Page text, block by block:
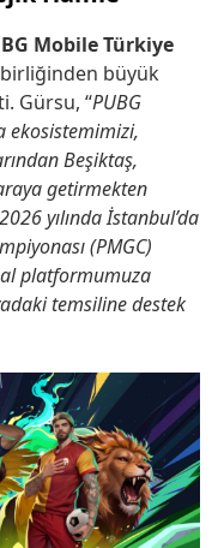
Mobile Türkiye
büyük
Gürsu, “PUBG
ekosistemimizi,
Beşiktaş,
getirmekten
yılında İstanbul’da
(PMGC)
platformumuza
temsiline destek